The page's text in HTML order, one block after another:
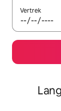
Vertrek